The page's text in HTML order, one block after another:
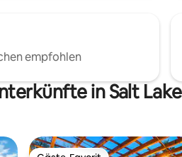
empfohlen
in Salt